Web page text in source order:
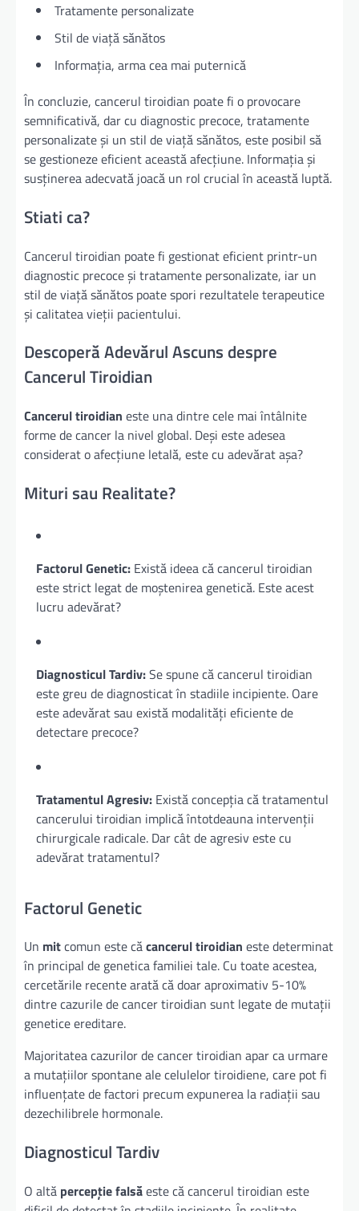
Tratamente personalizate
Stil de viață sănătos
Informația, arma cea mai puternică
În concluzie, cancerul tiroidian poate fi o provocare
semnificativă, dar cu diagnostic precoce, tratamente
personalizate și un stil de viață sănătos, este posibil să
se gestioneze eficient această afecțiune. Informația și
susținerea adecvată joacă un rol crucial în această luptă.
Stiati ca?
Cancerul tiroidian poate fi gestionat eficient printr-un
diagnostic precoce și tratamente personalizate, iar un
stil de viață sănătos poate spori rezultatele terapeutice
și calitatea vieții pacientului.
Descoperă Adevărul Ascuns despre
Cancerul Tiroidian
Cancerul tiroidian este una dintre cele mai întâlnite
forme de cancer la nivel global. Deși este adesea
considerat o afecțiune letală, este cu adevărat așa?
Mituri sau Realitate?
Factorul Genetic: Există ideea că cancerul tiroidian
este strict legat de moștenirea genetică. Este acest
lucru adevărat?
Diagnosticul Tardiv:Se spune că cancerul tiroidian
este greu de diagnosticat în stadiile incipiente. Oare
este adevărat sau există modalități eficiente de
detectare precoce?
Tratamentul Agresiv: Există concepția că tratamentul
cancerului tiroidian implică întotdeauna intervenții
chirurgicale radicale. Dar cât de agresiv este cu
adevărat tratamentul?
Factorul Genetic
Un mitcomun este căcancerul tiroidian este determinat
în principal de genetica familiei tale. Cu toate acestea,
cercetările recente arată că doar aproximativ 5-10%
dintre cazurile de cancer tiroidian sunt legate de mutații
genetice ereditare.
Majoritatea cazurilor de cancer tiroidian apar ca urmare
a mutațiilor spontane ale celulelor tiroidiene, care pot fi
influențate de factori precum expunerea la radiații sau
dezechilibrele hormonale.
Diagnosticul Tardiv
O altă percepție falsăeste că cancerul tiroidian este